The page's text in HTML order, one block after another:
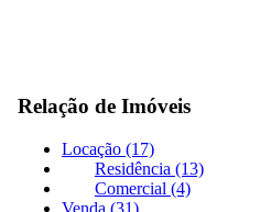
Relação de Imóveis
Locação (17)
Residência (13)
Comercial (4)
Venda (31)